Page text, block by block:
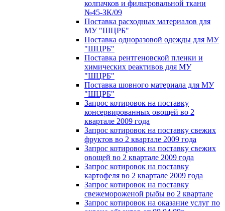
колпачков и фильтровальной ткани
№45-ЗК/09
Поставка расходных материалов для
МУ "ШЦРБ"
Поставка одноразовой одежды для МУ
"ШЦРБ"
Поставка рентгеновской пленки и
химических реактивов для МУ
"ШЦРБ"
Поставка шовного материала для МУ
"ШЦРБ"
Запрос котировок на поставку
консервированных овощей во 2
квартале 2009 года
Запрос котировок на поставку свежих
фруктов во 2 квартале 2009 года
Запрос котировок на поставку свежих
овощей во 2 квартале 2009 года
Запрос котировок на поставку
картофеля во 2 квартале 2009 года
Запрос котировок на поставку
свежемороженой рыбы во 2 квартале
Запрос котировок на оказание услуг по